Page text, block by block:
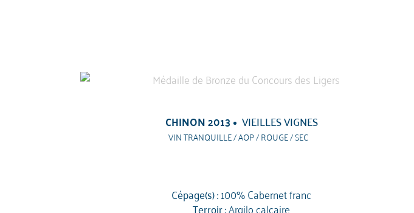
CHINON 2013 VIEILLES VIGNES
VIN TRANQUILLE / AOP / ROUGE / SEC
Cépage(s) :100% Cabernet franc
Terroir :Argilo calcaire